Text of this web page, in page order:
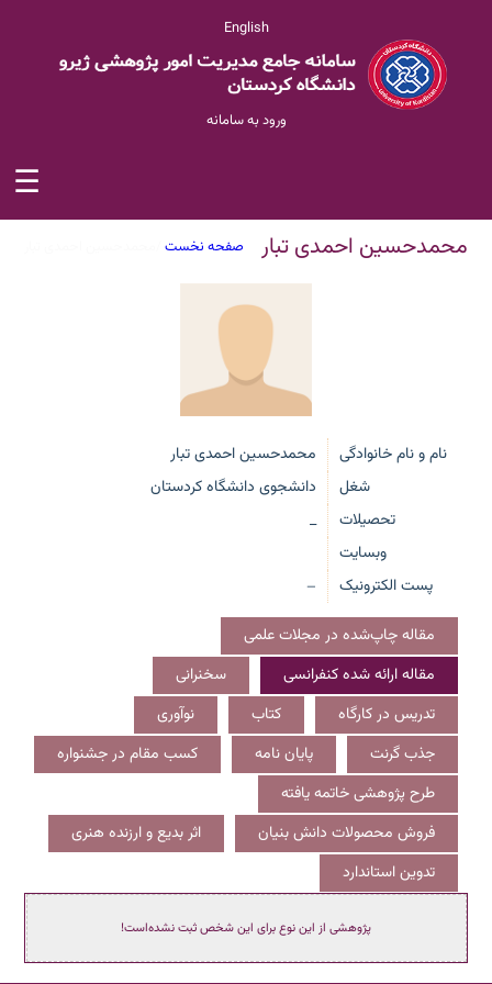
English
ورود به سامانه
☰
محمدحسین احمدی تبار صفحه نخست
نام و نام خانوادگی
محمدحسین احمدی تبار
شغل
دانشجوی دانشگاه کردستان
تحصیلات
_
وبسایت
پست الکترونیک
—
مقاله چاپ‌شده در مجلات علمی
مقاله ارائه شده کنفرانسی
سخنرانی
تدریس در کارگاه
کتاب
نوآوری
جذب گرنت
پایان نامه
کسب مقام در جشنواره
طرح پژوهشی خاتمه یافته
فروش محصولات دانش بنیان
اثر بدیع و ارزنده هنری
تدوین استاندارد
پژوهشی از این نوع برای این شخص ثبت نشده‌است!